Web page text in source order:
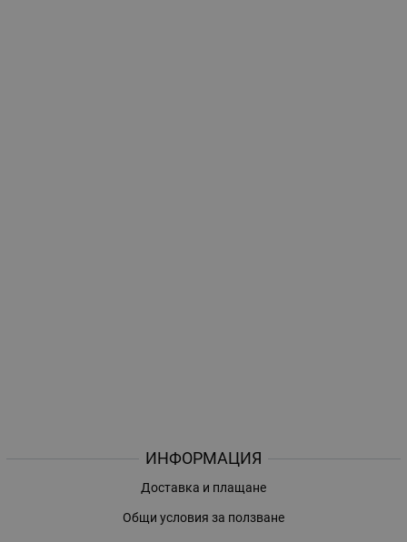
ИНФОРМАЦИЯ
Доставка и плащане
Общи условия за ползване